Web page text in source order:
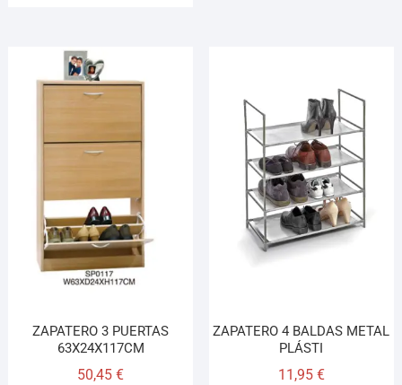
ZAPATERO 3 PUERTAS
63X24X117CM
50,45€
ZAPATERO 4 BALDAS METAL
PLÁSTI
11,95 €